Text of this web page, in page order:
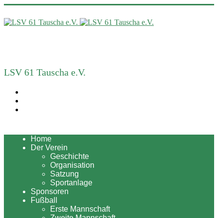
LSV 61 Tauscha e.V.
Home
Der Verein
Geschichte
Organisation
Satzung
Sportanlage
Sponsoren
Fußball
Erste Mannschaft